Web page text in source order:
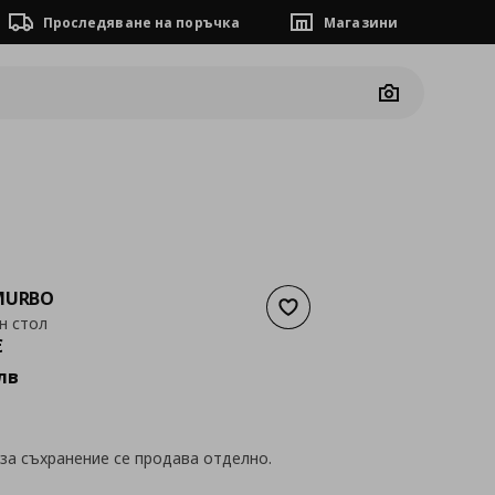
Проследяване на поръчка Магазини
Camera
Добави към списъка с
стол
съхранение се продава отделно.